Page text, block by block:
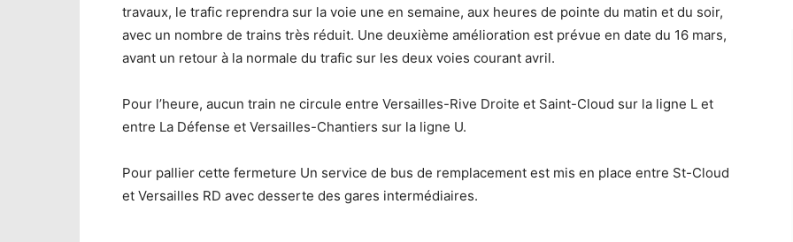
travaux, le trafic reprendra sur la voie une en semaine, aux heures de pointe du matin et du soir,
avec un nombre de trains très réduit. Une deuxième amélioration est prévue en date du 16 mars,
avant un retour à la normale du trafic sur les deux voies courant avril.
Pour l’heure, aucun train ne circule entre Versailles-Rive Droite et Saint-Cloud sur la ligne L et
entre La Défense et Versailles-Chantiers sur la ligne U.
Pour pallier cette fermeture Un service de bus de remplacement est mis en place entre St-Cloud
et Versailles RD avec desserte des gares intermédiaires.